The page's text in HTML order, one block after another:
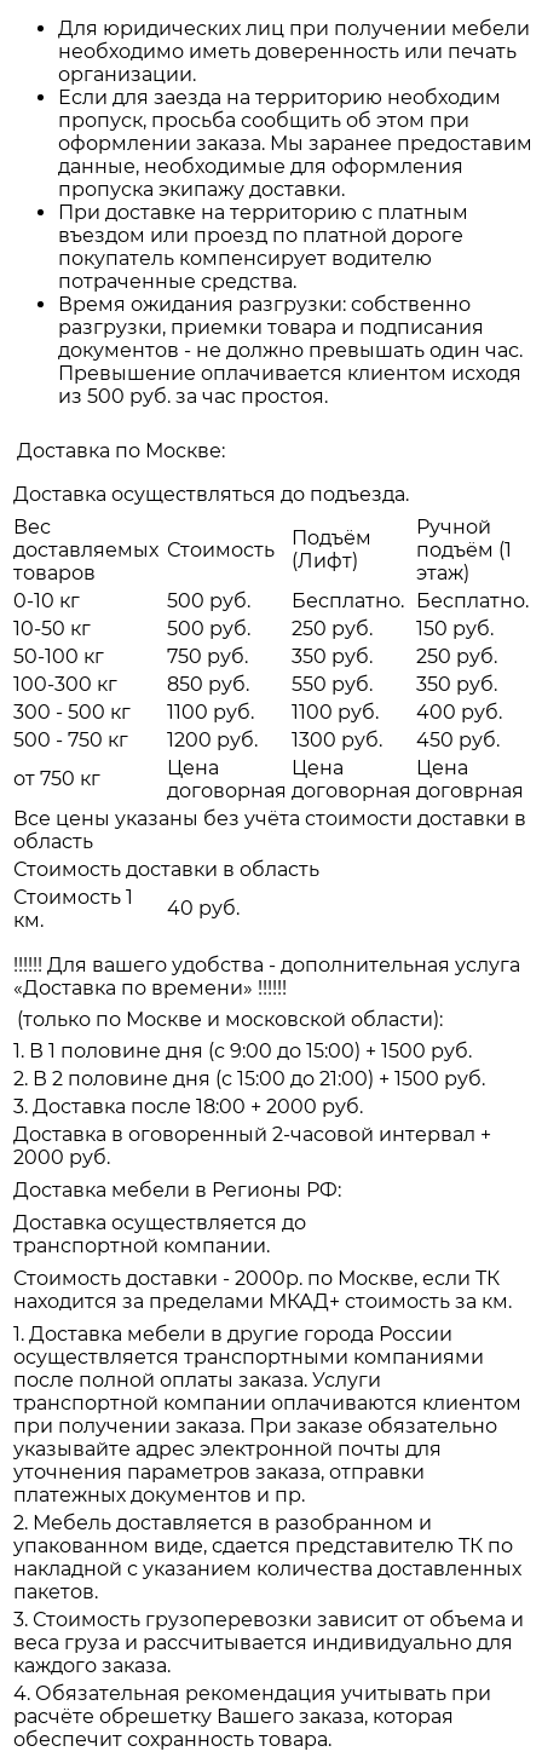
Для юридических лиц при получении мебели
необходимо иметь доверенность или печать
организации.
Если для заезда на территорию необходим
пропуск, просьба сообщить об этом при
оформлении заказа. Мы заранее предоставим
данные, необходимые для оформления
пропуска экипажу доставки.
При доставке на территорию с платным
въездом или проезд по платной дороге
покупатель компенсирует водителю
потраченные средства.
Время ожидания разгрузки: собственно
разгрузки, приемки товара и подписания
документов - не должно превышать один час.
Превышение оплачивается клиентом исходя
из 500 руб. за час простоя.
Доставка по Москве:
Доставка осуществляться до подъезда.
Вес
доставляемых
товаров
Стоимость
Подъём
(Лифт)
Ручной
подъём (1
этаж)
0-10 кг
500 руб. Бесплатно.
Бесплатно.
10-50 кг
500 руб. 250 руб.
150 руб.
50-100 кг
750 руб. 350 руб.
250 руб.
100-300 кг
850 руб. 550 руб.
350 руб.
300 - 500 кг
1100 руб. 1100 руб.
400 руб.
500 - 750 кг
1200 руб. 1300 руб.
450 руб.
от 750 кг
Цена
договорная
Цена
договорная
Цена
договрная
Все цены указаны без учёта стоимости доставки в
область
Стоимость доставки в область
Стоимость 1
км.
40 руб.
!!!!!! Для вашего удобства - дополнительная услуга
«Доставка по времени» !!!!!!
(только по Москве и московской области):
1. В 1 половине дня (с 9:00 до 15:00) + 1500 руб.
2. В 2 половине дня (с 15:00 до 21:00) + 1500 руб.
3. Доставка после 18:00 + 2000 руб.
Доставка в оговоренный 2-часовой интервал +
2000 руб.
Доставка мебели в Регионы РФ:
Доставка осуществляется до
транспортной компании.
Стоимость доставки - 2000р. по Москве, если ТК
находится за пределами МКАД+ стоимость за км.
1. Доставка мебели в другие города России
осуществляется транспортными компаниями
после полной оплаты заказа. Услуги
транспортной компании оплачиваются клиентом
при получении заказа. При заказе обязательно
указывайте адрес электронной почты для
уточнения параметров заказа, отправки
платежных документов и пр.
2. Мебель доставляется в разобранном и
упакованном виде, сдается представителю ТК по
накладной с указанием количества доставленных
пакетов.
3. Стоимость грузоперевозки зависит от объема и
веса груза и рассчитывается индивидуально для
каждого заказа.
4. Обязательная рекомендация учитывать при
расчёте обрешетку Вашего заказа, которая
обеспечит сохранность товара.